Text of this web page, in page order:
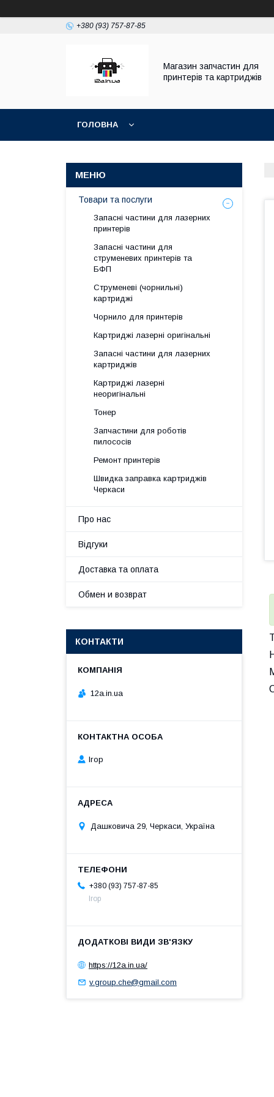
+380 (93) 757-87-85
Магазин запчастин для
принтерів та картриджів
ГОЛОВНА
Товари та послуги
Запасні частини для лазерних
принтерів
Запасні частини для
струменевих принтерів та
БФП
Струменеві (чорнильні)
картриджі
Чорнило для принтерів
Картриджі лазерні оригінальні
Запасні частини для лазерних
картриджів
Картриджі лазерні
неоригінальні
Тонер
Запчастини для роботів
пилососів
Ремонт принтерів
Швидка заправка картриджів
Черкаси
Про нас
Відгуки
Доставка та оплата
Обмен и возврат
КОНТАКТИ
12a.in.ua
Ігор
Дашковича 29, Черкаси, Україна
+380 (93) 757-87-85
Ігор
https://12a.in.ua/
v.group.che@gmail.com